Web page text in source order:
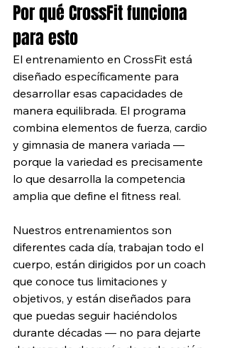
Por qué CrossFit funciona
para esto
El entrenamiento en CrossFit está
diseñado específicamente para
desarrollar esas capacidades de
manera equilibrada. El programa
combina elementos de fuerza, cardio
y gimnasia de manera variada —
porque la variedad es precisamente
lo que desarrolla la competencia
amplia que define el fitness real.
Nuestros entrenamientos son
diferentes cada día, trabajan todo el
cuerpo, están dirigidos por un coach
que conoce tus limitaciones y
objetivos, y están diseñados para
que puedas seguir haciéndolos
durante décadas — no para dejarte